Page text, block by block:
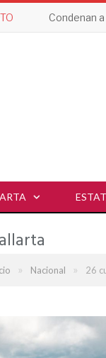
Condenan
» Nacional » 26